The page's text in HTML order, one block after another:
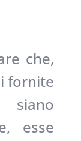
che,
fornite
siano
esse